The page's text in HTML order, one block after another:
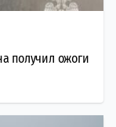
получил ожоги